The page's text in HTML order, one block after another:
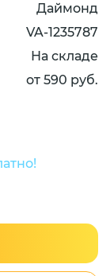
Даймонд
VA-1235787
На складе
от 590 руб.